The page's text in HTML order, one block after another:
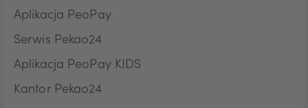
ZAR
Aplikacja PeoPay
Serwis Pekao24
Aplikacja PeoPay KIDS
Kantor Pekao24